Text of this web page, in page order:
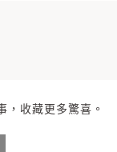
，收藏更多驚喜。